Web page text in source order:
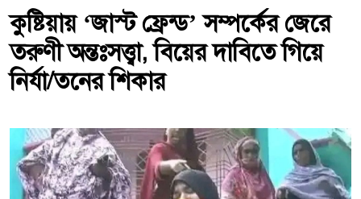
কুষ্টিয়ায় ‘জাস্ট ফ্রেন্ড’ সম্পর্কের জেরে
তরুণী অন্তঃসত্ত্বা, বিয়ের দাবিতে গিয়ে
নির্যা/তনের শিকার